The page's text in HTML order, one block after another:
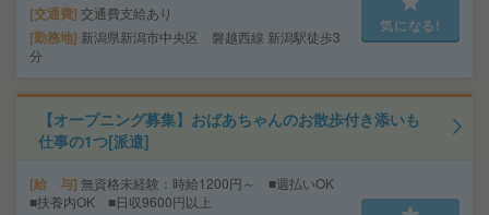
交通費 交通費支給あり
勤務地 新潟県新潟市中央区 磐越西線 新潟駅徒歩3
分
気になる!
【オープニング募集】おばあちゃんのお散歩付き添いも
仕事の1つ[派遣]
給 与 無資格未経験：時給1200円～ ■週払いOK
■扶養内OK ■日収9600円以上